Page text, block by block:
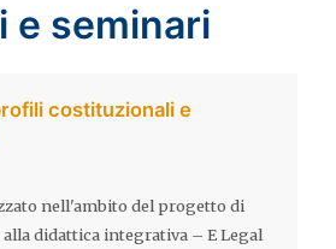
e seminari
costituzionali e
nell'ambito del progetto di
didattica integrativa – E Legal